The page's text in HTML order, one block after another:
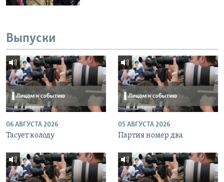
Выпуски
06 АВГУСТА 2026
Тасует колоду
05 АВГУСТА 2026
Партия номер два